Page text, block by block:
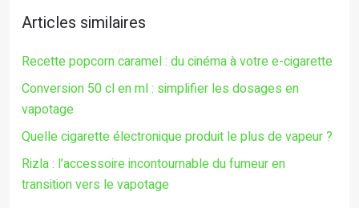
Articles similaires
Recette popcorn caramel : du cinéma à votre e-cigarette
Conversion 50 cl en ml : simplifier les dosages en
vapotage
Quelle cigarette électronique produit le plus de vapeur ?
Rizla : l’accessoire incontournable du fumeur en
transition vers le vapotage